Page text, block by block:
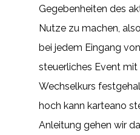
Gegebenheiten des
Nutze zu machen,
bei jedem Eingang
steuerliches Event
Wechselkurs
hoch kann karteano
Anleitung gehen wir